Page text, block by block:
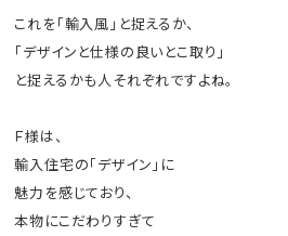
これを「輸入風」と捉えるか、
「デザインと仕様の良いとこ取り」
と捉えるかも人それぞれですよね。
Ｆ様は、
輸入住宅の「デザイン」に
魅力を感じており、
本物にこだわりすぎて